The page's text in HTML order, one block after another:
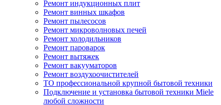
Ремонт индукционных плит
Ремонт винных шкафов
Ремонт пылесосов
Ремонт микроволновых печей
Ремонт холодильников
Ремонт пароварок
Ремонт вытяжек
Ремонт вакууматоров
Ремонт воздухоочистителей
ТО профессиональной крупной бытовой техники
Подключение и установка бытовой техники Miele
любой сложности